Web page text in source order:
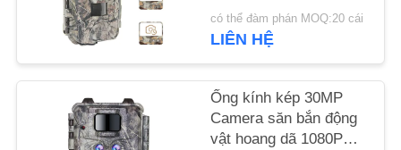
CẦU
Máy ảnh săn đường
mòn
có thể đàm phán MOQ:20 cái
LIÊN HỆ
Ống kính kép 30MP
Camera săn bắn động
vật hoang dã 1080P